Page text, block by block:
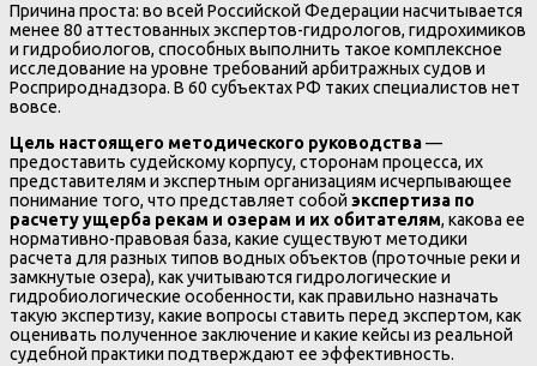
Причина проста: во всей Российской Федерации насчитывается
менее 80 аттестованных экспертов-гидрологов, гидрохимиков
и гидробиологов, способных выполнить такое комплексное
исследование на уровне требований арбитражных судов и
Росприроднадзора. В 60 субъектах РФ таких специалистов нет
вовсе.
Цель настоящего методического руководства—
предоставить судейскому корпусу, сторонам процесса, их
представителям и экспертным организациям исчерпывающее
понимание того, что представляет собой экспертиза по
расчету ущерба рекам и озерам и их обитателям, какова ее
нормативно-правовая база, какие существуют методики
расчета для разных типов водных объектов (проточные реки и
замкнутые озера), как учитываются гидрологические и
гидробиологические особенности, как правильно назначать
такую экспертизу, какие вопросы ставить перед экспертом, как
оценивать полученное заключение и какие кейсы из реальной
судебной практики подтверждают ее эффективность.